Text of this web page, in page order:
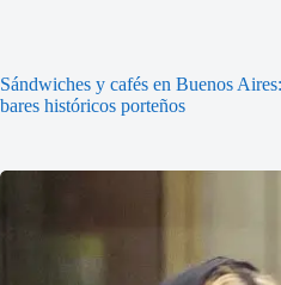
Sándwiches y cafés en Buenos
bares históricos porteños